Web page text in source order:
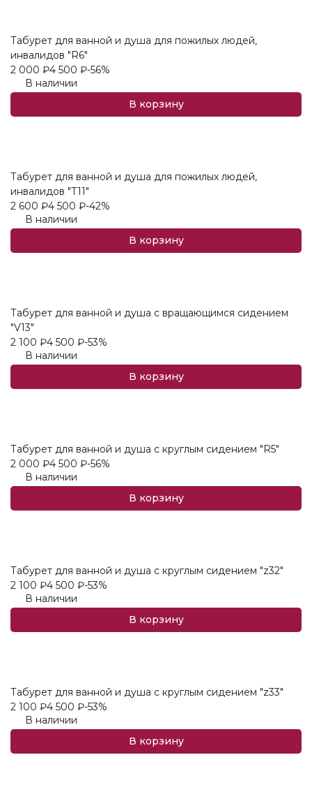
Табурет для ванной и душа для пожилых людей,
инвалидов "R6"
2 000 ₽4 500 ₽-56%
В наличии
В корзину
Табурет для ванной и душа для пожилых людей,
инвалидов "T11"
2 600 ₽4 500 ₽-42%
В наличии
В корзину
Табурет для ванной и душа с вращающимся сидением
"V13"
2 100 ₽4 500 ₽-53%
В наличии
В корзину
Табурет для ванной и душа с круглым сидением "R5"
2 000 ₽4 500 ₽-56%
В наличии
В корзину
Табурет для ванной и душа с круглым сидением "z32"
2 100 ₽4 500 ₽-53%
В наличии
В корзину
Табурет для ванной и душа с круглым сидением "z33"
2 100 ₽4 500 ₽-53%
В наличии
В корзину